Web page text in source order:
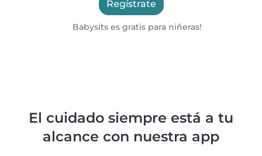
Regístrate
Babysits es gratis para niñeras!
El cuidado siempre está a tu
alcance con nuestra app